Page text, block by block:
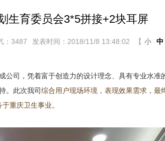
生育委员会3*5拼接+2块耳屏
：3487 发表时间：2018/11/8 13:48:02 【 小 中
司，凭着富于创造力的设计理念、具有专业水准
。此次我司 综合用户现场环境，表现效果需求，最
重庆卫生事业。